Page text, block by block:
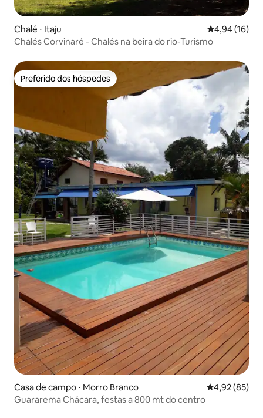
Chalé ⋅ Itaju 4,94 de uma
4,94 (16)
Chalés Corvinaré - Chalés na beira do rio-Turismo
Preferido dos hóspedes
Preferido dos hóspedes
Casa de campo ⋅ Morro Branco 4,92 de uma
4,92 (85)
Guararema Chácara, festas a 800 mt do centro